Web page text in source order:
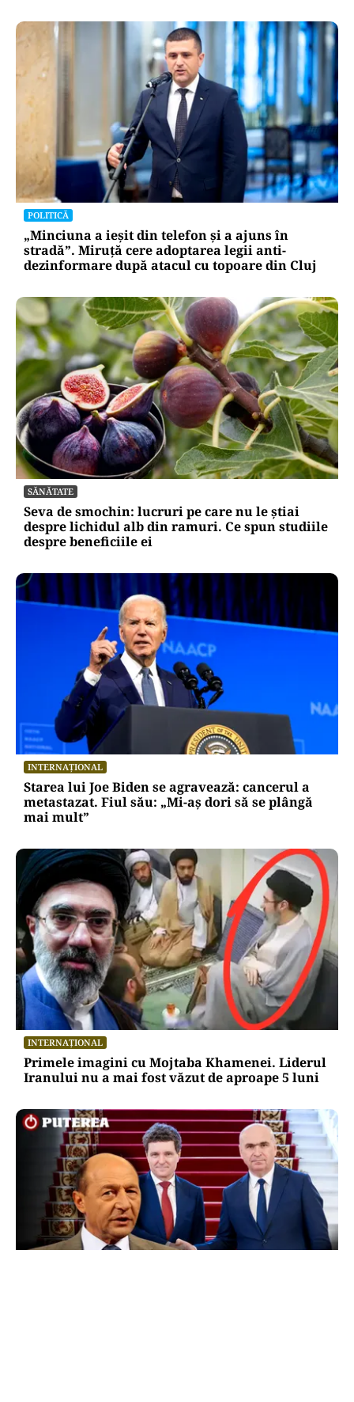
POLITICĂ
„Minciuna a ieșit din telefon și a ajuns în
stradă”. Miruță cere adoptarea legii anti-
dezinformare după atacul cu topoare din Cluj
SĂNĂTATE
Seva de smochin: lucruri pe care nu le știai
despre lichidul alb din ramuri. Ce spun studiile
despre beneficiile ei
INTERNAȚIONAL
Starea lui Joe Biden se agravează: cancerul a
metastazat. Fiul său: „Mi-aș dori să se plângă
mai mult”
INTERNAȚIONAL
Primele imagini cu Mojtaba Khamenei. Liderul
Iranului nu a mai fost văzut de aproape 5 luni